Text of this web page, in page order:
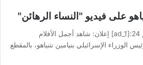
على فيديو "النساء الرهائن"
من صحيفة اشراق العالم 24:[ad_1] إعلان: شاهد أجمل الأفلام
2021 ندد رئيس الوزراء الإسرائيلي بنيامين نتنياهو، بالمقطع